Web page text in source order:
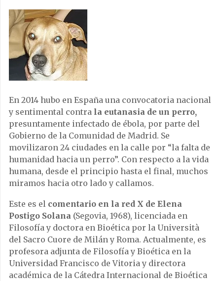
En 2014 hubo en España una convocatoria nacional
y sentimental contra la eutanasia de un perro,
presuntamente infectado de ébola, por parte del
Gobierno de la Comunidad de Madrid. Se
movilizaron 24 ciudades en la calle por “la falta de
humanidad hacia un perro”. Con respecto a la vida
humana, desde el principio hasta el final, muchos
miramos hacia otro lado y callamos.
Este es el comentario en la red X de Elena
Postigo Solana (Segovia, 1968), licenciada en
Filosofía y doctora en Bioética por la Università
del Sacro Cuore de Milán y Roma. Actualmente, es
profesora adjunta de Filosofía y Bioética en la
Universidad Francisco de Vitoria y directora
académica de la Cátedra Internacional de Bioética